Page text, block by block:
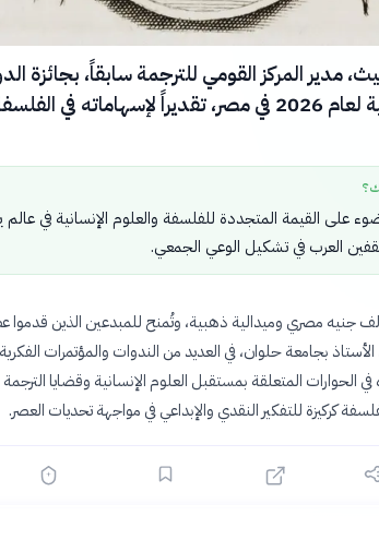
مدير المركز القومي للترجمة سابقاً، بجائزة
في العلوم الاجتماعية لعام 2026 في مصر، تقديراً لإسهاماته
على القيمة المتجددة للفلسفة والعلوم الإنسانية في عالم
العرب في تشكيل الوعي الجمعي.
قيمة الجائزة 200 ألف جنيه مصري وميدالية ذهبية، وتُمنح للمبدعين الذين
بجامعة حلوان، في العديد من الندوات والمؤتمرات
الحوارات المتعلقة بمستقبل العلوم الإنسانية وقضايا الترجمة
كركيزة للتفكير النقدي والإبداعي في مواجهة تحديات العصر.